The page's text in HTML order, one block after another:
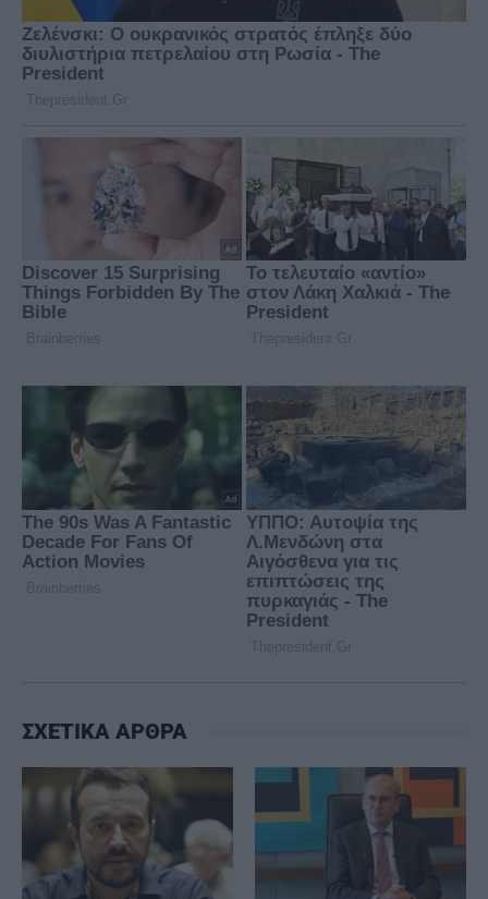
ΣΧΕΤΙΚΑ ΑΡΘΡΑ